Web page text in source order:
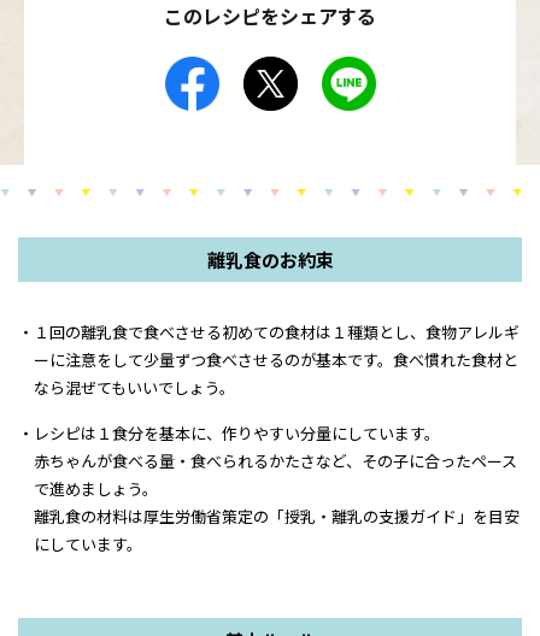
このレシピをシェアする
離乳食のお約束
１回の離乳食で食べさせる初めての食材は１種類とし、食物アレルギ
ーに注意をして少量ずつ食べさせるのが基本です。食べ慣れた食材と
なら混ぜてもいいでしょう。
レシピは１食分を基本に、作りやすい分量にしています。
赤ちゃんが食べる量・食べられるかたさなど、その子に合ったペース
で進めましょう。
離乳食の材料は厚生労働省策定の「授乳・離乳の支援ガイド」を目安
にしています。